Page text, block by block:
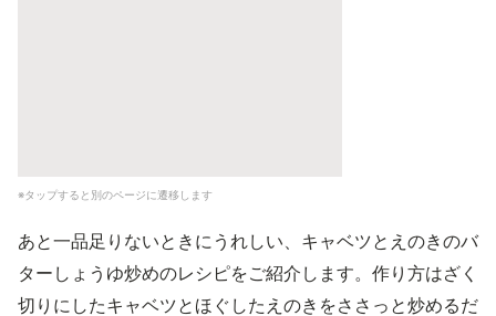
※タップすると別のページに遷移します
あと一品足りないときにうれしい、キャベツとえのきのバ
ターしょうゆ炒めのレシピをご紹介します。作り方はざく
切りにしたキャベツとほぐしたえのきをささっと炒めるだ